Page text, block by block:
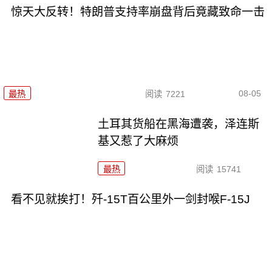
惊天大反转！特朗普支持率崩盘背后竟藏致命一击
最热 阅读 7221 08-05
土耳其货船在黑海遭袭，泽连斯
基又惹了大麻烦
最热 阅读 15741
看不见就挨打！歼-15T百公里外一剑封喉F-15J